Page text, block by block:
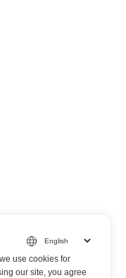
use cookies for
our site, you agree